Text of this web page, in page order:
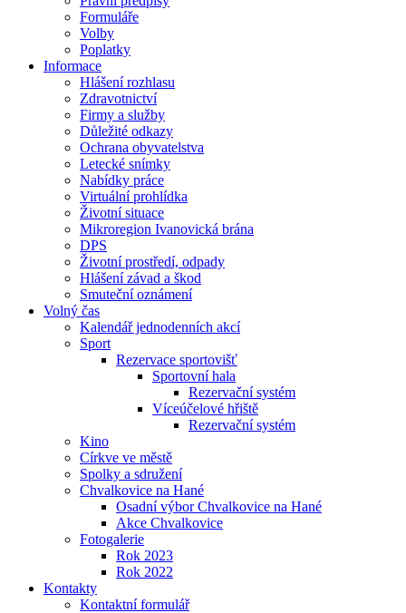
Formuláře
Volby
Poplatky
Informace
Hlášení rozhlasu
Zdravotnictví
Firmy a služby
Důležité odkazy
Ochrana obyvatelstva
Letecké snímky
Nabídky práce
Virtuální prohlídka
Životní situace
Mikroregion Ivanovická brána
DPS
Životní prostředí, odpady
Hlášení závad a škod
Smuteční oznámení
Volný čas
Kalendář jednodenních akcí
Sport
Rezervace sportovišť
Sportovní hala
Rezervační systém
Víceúčelové hřiště
Rezervační systém
Kino
Církve ve městě
Spolky a sdružení
Chvalkovice na Hané
Osadní výbor Chvalkovice na Hané
Akce Chvalkovice
Fotogalerie
Rok 2023
Rok 2022
Kontakty
Kontaktní formulář